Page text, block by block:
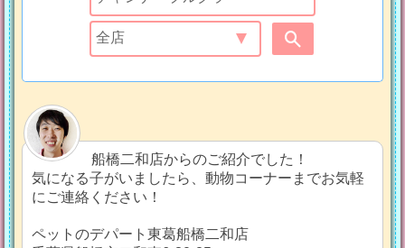
船橋二和店からのご紹介でした！
気になる子がいましたら、動物コーナーまでお気軽
にご連絡ください！
ペットのデパート東葛船橋二和店